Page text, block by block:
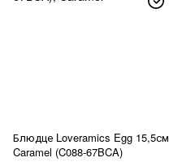
Блюдце Loveramics Egg 15,5см
Caramel (C088-67BCA)